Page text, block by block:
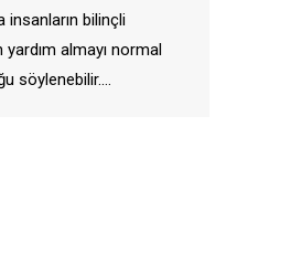
insanların bilinçli
almayı normal
söylenebilir.…